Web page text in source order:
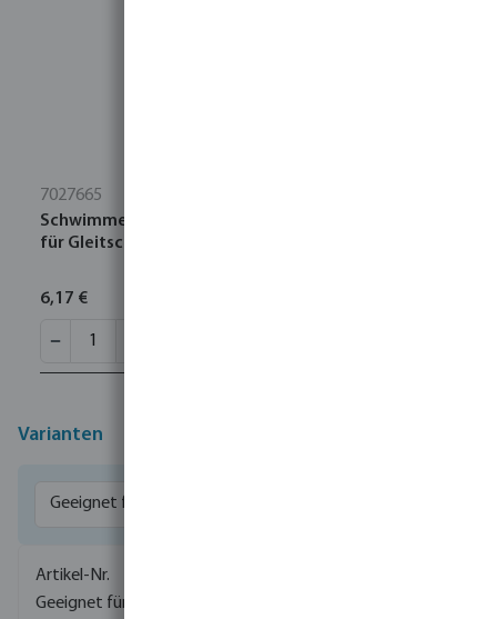
7027665
Schwimmerkugel HDPE 1/2" - 3/4" - 1" x 120 mm Typ
für Gleitschiene
6,17 €
Varianten